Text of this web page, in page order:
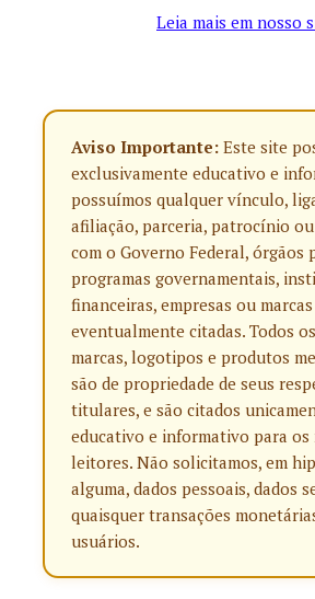
Leia mais em nosso
Aviso Importante: Este site
exclusivamente educativo e
possuímos qualquer vínculo,
afiliação, parceria, patrocínio
com o Governo Federal, órgãos
programas governamentais,
financeiras, empresas ou marcas
eventualmente citadas. Todos
marcas, logotipos e produtos
são de propriedade de seus
titulares, e são citados
educativo e informativo para os
leitores. Não solicitamos, em
alguma, dados pessoais, dados
quaisquer transações
usuários.